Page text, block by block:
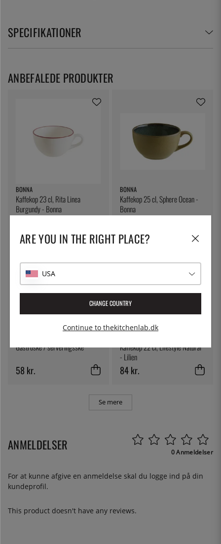
SPECIFIKATIONER
BONNA
Kaffekop 23 cl, Rita Linea
Burgundy - Bonna
BONNA
Kaffekop 25 cl, Sphere Ocean -
Bonna
Gastroske / serveringsske
58 kr.
Kaffekop 22 cl, Lifestyle Natural
- Lilien
84 kr.
Se mere
ANBEFALEDE PRODUKTER
ANMELDELSER 0 Anmeldelser
For at kunne afgive en anmeldelse skal du logge ind på din
kundeprofil.
This product doesn't have any reviews.
ARE YOU IN THE RIGHT PLACE?
USA
CHANGE COUNTRY
Continue to thekitchenlab.dk